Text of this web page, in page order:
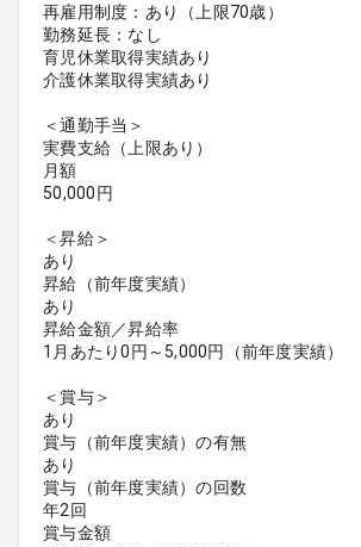
再雇用制度：あり（上限70歳）
勤務延長：なし
育児休業取得実績あり
介護休業取得実績あり
＜通勤手当＞
実費支給（上限あり）
月額
50,000円
＜昇給＞
あり
昇給（前年度実績）
あり
昇給金額／昇給率
1月あたり0円～5,000円（前年度実績）
＜賞与＞
あり
賞与（前年度実績）の有無
あり
賞与（前年度実績）の回数
年2回
賞与金額